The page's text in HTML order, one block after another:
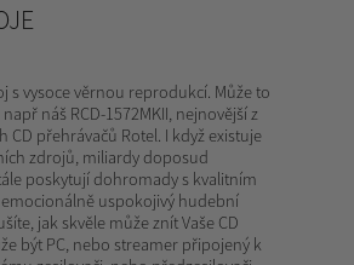
s vysoce věrnou reprodukcí. Může to
náš RCD-1572MKII, nejnovější z
CD přehrávačů Rotel. I když existuje
zdrojů, miliardy doposud
poskytují dohromady s kvalitním
uspokojivý hudební
jak skvěle může znít Vaše CD
být PC, nebo streamer připojený k